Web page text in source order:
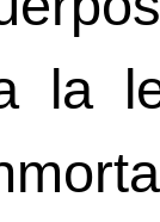
la